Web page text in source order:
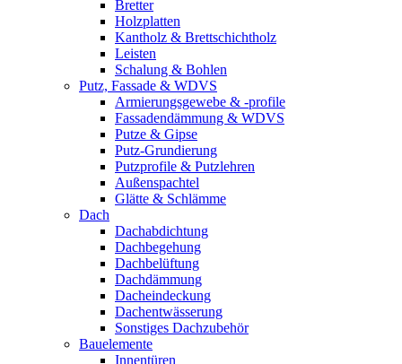
Bretter
Holzplatten
Kantholz & Brettschichtholz
Leisten
Schalung & Bohlen
Putz, Fassade & WDVS
Armierungsgewebe & -profile
Fassadendämmung & WDVS
Putze & Gipse
Putz-Grundierung
Putzprofile & Putzlehren
Außenspachtel
Glätte & Schlämme
Dach
Dachabdichtung
Dachbegehung
Dachbelüftung
Dachdämmung
Dacheindeckung
Dachentwässerung
Sonstiges Dachzubehör
Bauelemente
Innentüren